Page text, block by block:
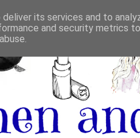
its services and to
and security metrics